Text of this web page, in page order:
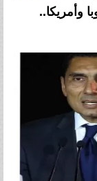
وأمريكا..